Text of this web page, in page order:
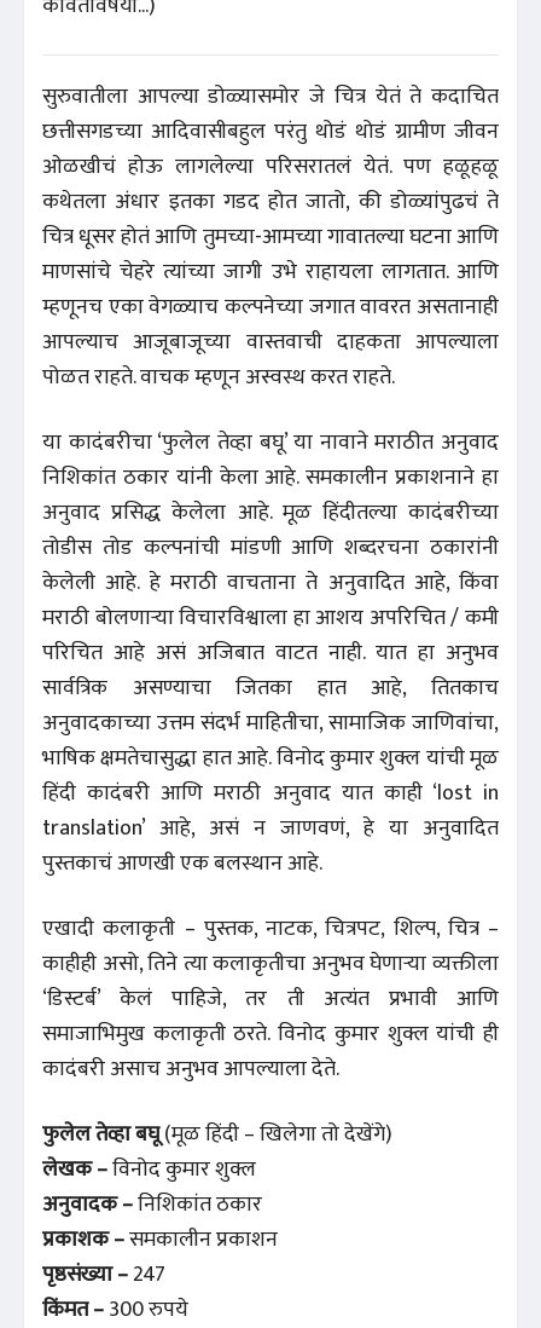
​​सुरुवातीला आपल्या डोळ्यासमोर जे चित्र येतं ते कदाचित
छत्तीसगडच्या आदिवासीबहुल परंतु थोडं थोडं ग्रामीण जीवन
ओळखीचं होऊ लागलेल्या परिसरातलं येतं. पण हळूहळू
कथेतला अंधार इतका गडद होत जातो, की डोळ्यांपुढचं ते
चित्र धूसर होतं आणि तुमच्या-आमच्या गावातल्या घटना आणि
माणसांचे चेहरे त्यांच्या जागी उभे राहायला लागतात. आणि
म्हणूनच एका वेगळ्याच कल्पनेच्या जगात वावरत असतानाही
आपल्याच आजूबाजूच्या वास्तवाची दाहकता आपल्याला
पोळत राहते. वाचक म्हणून अस्वस्थ करत राहते.
या कादंबरीचा ‘फुलेल तेव्हा बघू’ या नावाने मराठीत अनुवाद
निशिकांत ठकार यांनी केला आहे. समकालीन प्रकाशनाने हा
अनुवाद प्रसिद्ध केलेला आहे. मूळ हिंदीतल्या कादंबरीच्या
तोडीस तोड कल्पनांची मांडणी आणि शब्दरचना ठकारांनी
केलेली आहे. हे मराठी वाचताना ते अनुवादित आहे, किंवा
मराठी बोलणाऱ्या विचारविश्वाला हा आशय अपरिचित / कमी
परिचित आहे असं अजिबात वाटत नाही. यात हा अनुभव
सार्वत्रिक असण्याचा जितका हात आहे, तितकाच
अनुवादकाच्या उत्तम संदर्भ माहितीचा, सामाजिक जाणिवांचा,
भाषिक क्षमतेचासुद्धा हात आहे. विनोद कुमार शुक्ल यांची मूळ
हिंदी कादंबरी आणि मराठी अनुवाद यात काही ‘lost in
translation’ आहे, असं न जाणवणं, हे या अनुवादित
पुस्तकाचं आणखी एक बलस्थान आहे.
एखादी कलाकृती – पुस्तक, नाटक, चित्रपट, शिल्प, चित्र –
काहीही असो, तिने त्या कलाकृतीचा अनुभव घेणाऱ्या व्यक्तीला
‘डिस्टर्ब’ केलं पाहिजे, तर ती अत्यंत प्रभावी आणि
समाजाभिमुख कलाकृती ठरते. विनोद कुमार शुक्ल यांची ही
कादंबरी असाच अनुभव आपल्याला देते.
फुलेल तेव्हा बघू(मूळ हिंदी – खिलेगा तो देखेंगे)
लेखक –विनोद कुमार शुक्ल
अनुवादक –निशिकांत ठकार
प्रकाशक –समकालीन प्रकाशन
पृष्ठसंख्या –247
किंमत –300 रुपये